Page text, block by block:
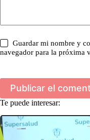
Guardar mi nombre y
navegador para la próxima
Publicar el
Te puede interesar: